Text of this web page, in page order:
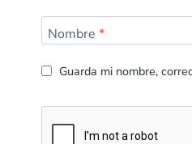
Nombre *
Guarda mi nombre,